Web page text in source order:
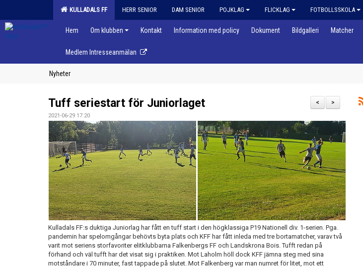
KULLADALS FF HERR SENIOR DAM SENIOR POJKLAG FLICKLAG FOTBOLLSSKOLA
Hem Om klubben Kontakt Information med policy Dokument Bildgalleri Matcher
Medlem Intresseanmälan
Nyheter
>
<
Tuff seriestart för Juniorlaget
2021-06-29 17:20
Kulladals FF:s duktiga Juniorlag har fått en tuff start i den högklassiga P19 Nationell div. 1-serien. Pga.
pandemin har spelomgångar behövts byta plats och KFF har fått inleda med tre bortamatcher, varav två
varit mot seriens storfavoriter elitklubbarna Falkenbergs FF och Landskrona Bois. Tufft redan på
förhand och väl tufft har det visat sig i praktiken. Mot Laholm höll dock KFF jämna steg med sina
motståndare i 70 minuter, fast tappade på slutet. Mot Falkenberg var man numret för litet, mot ett